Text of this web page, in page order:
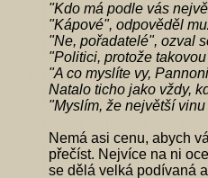
"Kdo má podle vás
"Kápové", odpověděl
"Ne, pořadatelé", ozval
"Politici, protože
"A co myslíte vy,
Natalo ticho jako vždy,
"Myslím, že největší
Nemá asi cenu, abych
přečíst. Nejvíce na ni
se dělá velká podívaná